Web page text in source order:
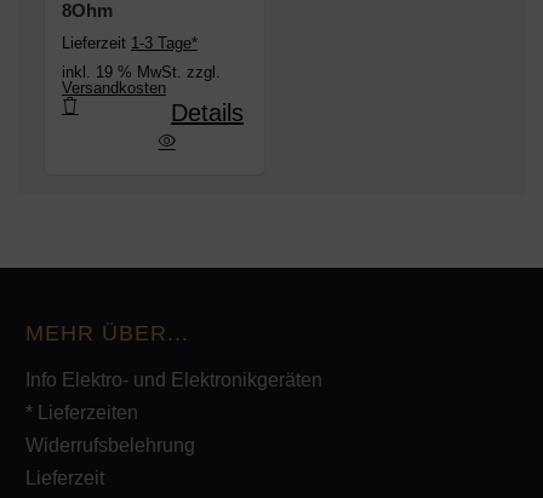
8Ohm
Lieferzeit 1-3 Tage*
inkl. 19 % MwSt. zzgl.
Versandkosten
Deckenlautsprecher Einbaulautsprecher 8Ohm
Details
MEHR ÜBER...
Info Elektro- und Elektronikgeräten
* Lieferzeiten
Widerrufsbelehrung
Lieferzeit